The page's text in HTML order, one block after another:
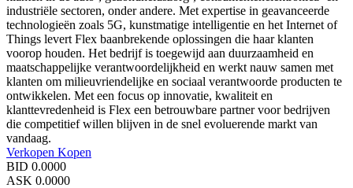
industriële sectoren, onder andere. Met expertise in geavanceerde
technologieën zoals 5G, kunstmatige intelligentie en het Internet of
Things levert Flex baanbrekende oplossingen die haar klanten
voorop houden. Het bedrijf is toegewijd aan duurzaamheid en
maatschappelijke verantwoordelijkheid en werkt nauw samen met
klanten om milieuvriendelijke en sociaal verantwoorde producten te
ontwikkelen. Met een focus op innovatie, kwaliteit en
klanttevredenheid is Flex een betrouwbare partner voor bedrijven
die competitief willen blijven in de snel evoluerende markt van
vandaag.
Verkopen Kopen
BID 0.0000
ASK 0.0000